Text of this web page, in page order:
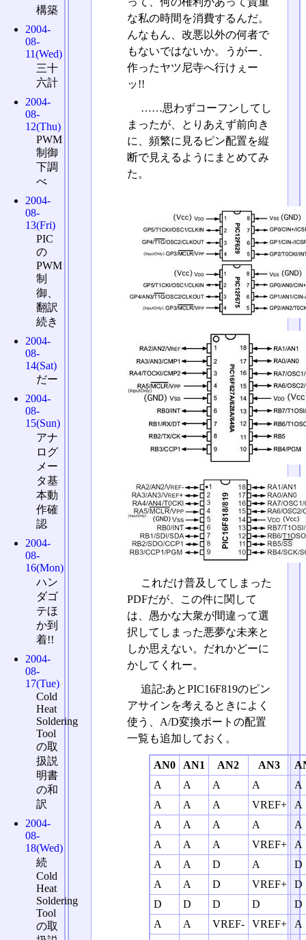
な私の時間を消費するんだ。
んなもん、改悪以外の何者で
もないではないか。うがー、
作ったヤツ尼寺へ行けぇー
ッ!!
……思わずコーフンしてし
まったが、とりあえず前向き
に、頻繁に見るピン配置を縦
断で見えるようにまとめてみ
た。
これだけ普及してしまった
PDFだが、この件に関して
は、愚かな大衆が間違って選
択してしまった悪夢な未来と
しか思えない。だれかどーに
かしてくれー。
追記:あとPIC16F819のピン
アサインを考えるときによく
使う、A/D変換ポートの配置
一覧も追加しておく。
AN0 AN1 AN2 AN3
A
A A A
A
A
A A VREF+
A
A
A A A
A
A
A A VREF+
A
A
A D A
D
A
A D VREF+
D
D
D D D
D
A
A VREF- VREF+
A
構築
2004-
08-
11(Wed)
三十
六計
2004-
08-
12(Thu)
PWM
制御
下調
べ
2004-
08-
13(Fri)
PIC
の
PWM
制
御、
翻訳
続き
2004-
08-
14(Sat)
だー
2004-
08-
15(Sun)
アナ
ログ
メー
タ基
本動
作確
認
2004-
08-
16(Mon)
ハン
ダゴ
テほ
か到
着!!
2004-
08-
17(Tue)
Cold
Heat
Soldering
Tool
の取
扱説
明書
の和
訳
2004-
08-
18(Wed)
続
Cold
Heat
Soldering
Tool
の取